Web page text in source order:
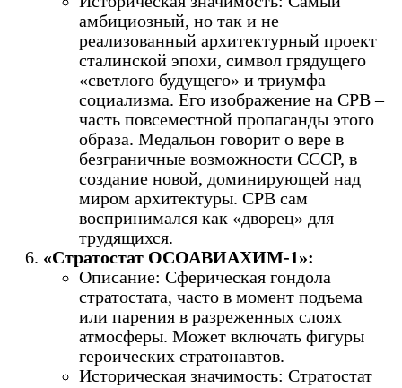
амбициозный, но так и не
реализованный архитектурный проект
сталинской эпохи, символ грядущего
«светлого будущего» и триумфа
социализма. Его изображение на СРВ –
часть повсеместной пропаганды этого
образа. Медальон говорит о вере в
безграничные возможности СССР, в
создание новой, доминирующей над
миром архитектуры. СРВ сам
воспринимался как «дворец» для
трудящихся.
«Стратостат ОСОАВИАХИМ-1»:
Описание: Сферическая гондола
стратостата, часто в момент подъема
или парения в разреженных слоях
атмосферы. Может включать фигуры
героических стратонавтов.
Историческая значимость: Стратостат